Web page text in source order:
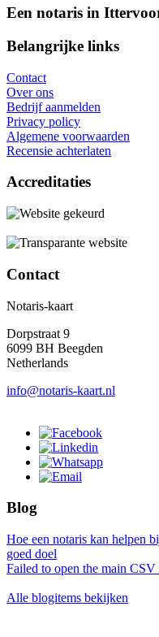
Een notaris in
Belangrijke links
Contact
Over ons
Bedrijf aanmelden
Privacy policy
Algemene voorwaarden
Recensie achterlaten
Accreditaties
Contact
Notaris-kaart
Dorpstraat 9
6099 BH Beegden
Netherlands
info@notaris-kaart.nl
Blog
Hoe een notaris kan helpen
goed doel
Failed to open the main CSV
Alle blogitems bekijken